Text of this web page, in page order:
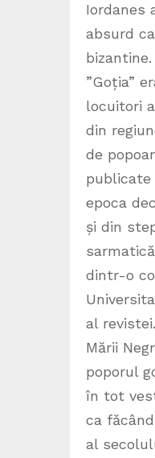
Iordanes
absurd
”Goția”
locuitori
din
de
publicate
epoca
și din
dintr-o
al
Mării
poporul
în tot
ca
al